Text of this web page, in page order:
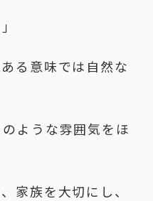
る意味では自然な
ような雰囲気をほ
家族を大切にし、